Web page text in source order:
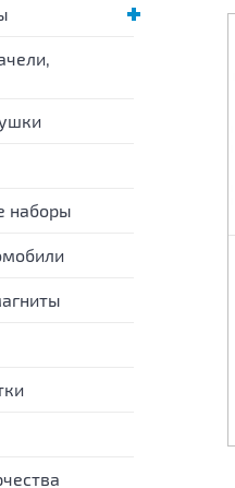
наборы
Гирлянда Снежинки 40 см
Код: 67748